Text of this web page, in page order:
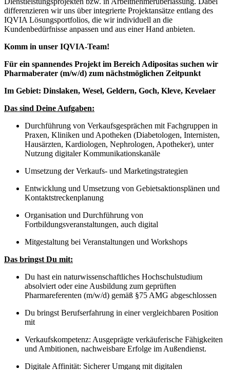
differenzieren wir uns über integrierte Projektansätze entlang des
IQVIA Lösungsportfolios, die wir individuell an die
Kundenbedürfnisse anpassen und aus einer Hand anbieten.
Komm in unser IQVIA-Team!
Für ein spannendes Projekt im Bereich Adipositas suchen wir
Pharmaberater (m/w/d) zum nächstmöglichen Zeitpunkt
Im Gebiet: Dinslaken, Wesel, Geldern, Goch, Kleve, Kevelaer
Das sind Deine Aufgaben:
Durchführung von Verkaufsgesprächen mit Fachgruppen in
Praxen, Kliniken und Apotheken (Diabetologen, Internisten,
Hausärzten, Kardiologen, Nephrologen, Apotheker), unter
Nutzung digitaler Kommunikationskanäle
Umsetzung der Verkaufs- und Marketingstrategien
Entwicklung und Umsetzung von Gebietsaktionsplänen und
Kontaktstreckenplanung
Organisation und Durchführung von
Fortbildungsveranstaltungen, auch digital
Mitgestaltung bei Veranstaltungen und Workshops
Das bringst Du mit:
Du hast ein naturwissenschaftliches Hochschulstudium
absolviert oder eine Ausbildung zum geprüften
Pharmareferenten (m/w/d) gemäß §75 AMG abgeschlossen
Du bringst Berufserfahrung in einer vergleichbaren Position
mit
Verkaufskompetenz: Ausgeprägte verkäuferische Fähigkeiten
und Ambitionen, nachweisbare Erfolge im Außendienst.
Digitale Affinität: Sicherer Umgang mit digitalen